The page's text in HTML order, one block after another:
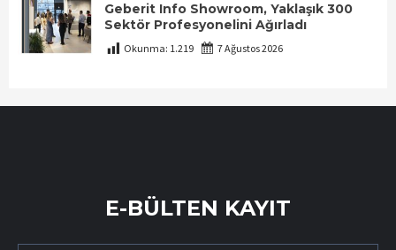
Geberit Info Showroom, Yaklaşık 300
Sektör Profesyonelini Ağırladı
Okunma: 1.219 7 Ağustos 2026
E-BÜLTEN KAYIT